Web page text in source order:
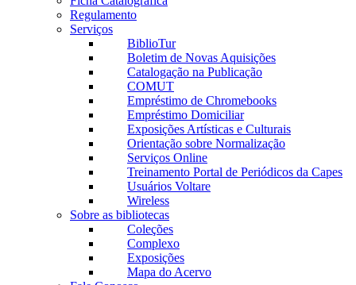
Regulamento
Serviços
BiblioTur
Boletim de Novas Aquisições
Catalogação na Publicação
COMUT
Empréstimo de Chromebooks
Empréstimo Domiciliar
Exposições Artísticas e Culturais
Orientação sobre Normalização
Serviços Online
Treinamento Portal de Periódicos da Capes
Usuários Voltare
Wireless
Sobre as bibliotecas
Coleções
Complexo
Exposições
Mapa do Acervo